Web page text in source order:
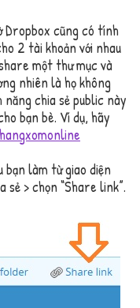
Dropbox cũng có tính
2 tài khoản với nhau
một thư mục và
nhiên là họ không
chia sẻ public này
bạn bè. Ví dụ, hãy
bạn làm từ giao diện
> chọn “Share link”.